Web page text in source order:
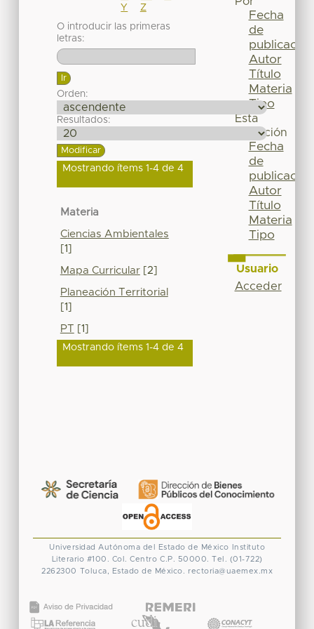
Y
Z
O introducir las primeras
letras:
Orden:
Resultados:
Mostrando ítems 1-4 de 4
Materia
Ciencias Ambientales
[1]
Mapa Curricular[2]
Planeación Territorial
[1]
PT [1]
Mostrando ítems 1-4 de 4
Fecha
de
publicación
Autor
Título
Materia
Tipo
Esta
colección
Fecha
de
publicación
Autor
Título
Materia
Tipo
Usuario
Acceder
Universidad Autónoma del Estado de México
Instituto
Literario #100. Col. Centro C.P. 50000. Tel. (01-722)
2262300 Toluca, Estado de México. rectoria@uaemex.mx